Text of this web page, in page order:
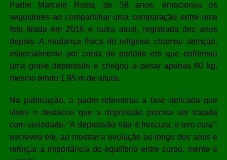
Padre Marcelo Rossi, de 58 anos, emocionou os
seguidores ao compartilhar uma comparação entre uma
foto tirada em 2016 e outra atual, registrada dez anos
depois. A mudança física do religioso chamou atenção,
especialmente por conta do período em que enfrentou
uma grave depressão e chegou a pesar apenas 60 kg,
mesmo tendo 1,95 m de altura.
Na publicação, o padre relembrou a fase delicada que
viveu e destacou que a depressão precisa ser tratada
com seriedade. “A depressão não é frescura, e tem cura”,
escreveu ele, ao mostrar a evolução ao longo dos anos e
reforçar a importância do equilíbrio entre corpo, mente e